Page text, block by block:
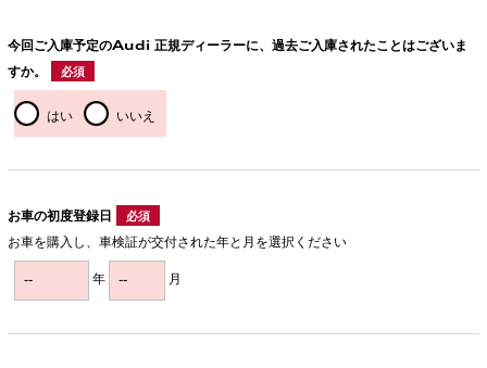
今回ご入庫予定のAudi 正規ディーラーに、過去ご入庫されたことはございま
すか。
必須
はい いいえ
お車の初度登録日 必須
お車を購入し、車検証が交付された年と月を選択ください
年 月